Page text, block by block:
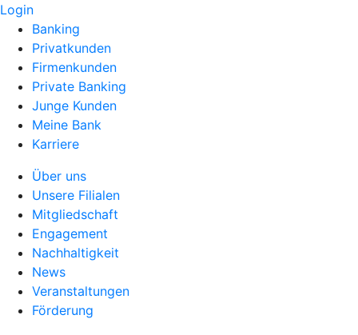
Login
Banking
Privatkunden
Firmenkunden
Private Banking
Junge Kunden
Meine Bank
Karriere
Über uns
Unsere Filialen
Mitgliedschaft
Engagement
Nachhaltigkeit
News
Veranstaltungen
Förderung